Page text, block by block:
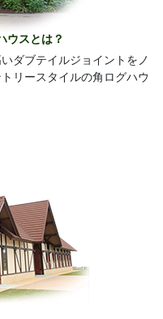
ウスとは？
ダブテイルジョイントをノ
リースタイルの角ログハウ